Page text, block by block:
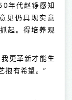
年代赵铮感知
见仍具现实意
起。得培养观
更革新才能生
抱有希望。”